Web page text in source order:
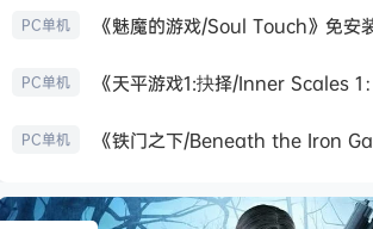
PC单机 《魅魔的游戏/Soul Touch》免安
PC单机
PC单机 《铁门之下/Beneath the Iron